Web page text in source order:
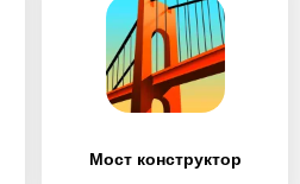
Мост конструктор